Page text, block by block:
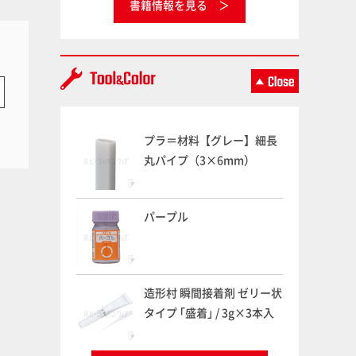
書籍情報を見る
プラ＝材料【グレー】細長
丸パイプ（3×6mm）
パープル
造形村 瞬間接着剤 ゼリー状
タイプ ｢盛着｣ / 3g×3本入